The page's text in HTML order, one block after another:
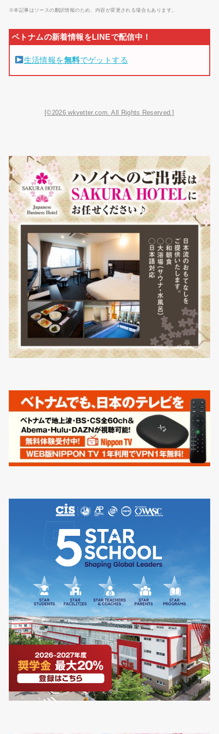
※本記事はソースの翻訳情報のため、内容が変更される場合もあります。
生活情報を無料でゲットする
[©2026 wkvetter.com. All Rights Reserved.]